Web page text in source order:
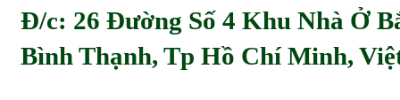
Đ/c: 26 Đường Số 4 Khu Nhà Ở
Bình Thạnh, Tp Hồ Chí Minh,